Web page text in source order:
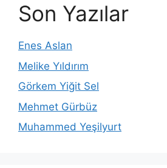
Son Yazılar
Enes Aslan
Melike Yıldırım
Görkem Yiğit Sel
Mehmet Gürbüz
Muhammed Yeşilyurt